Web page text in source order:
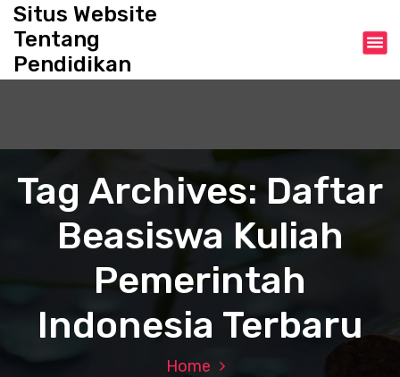
o
Situs Website
Tentang
Pendidikan
Tag Archives: Daftar
Beasiswa Kuliah
Pemerintah
Indonesia Terbaru
Home